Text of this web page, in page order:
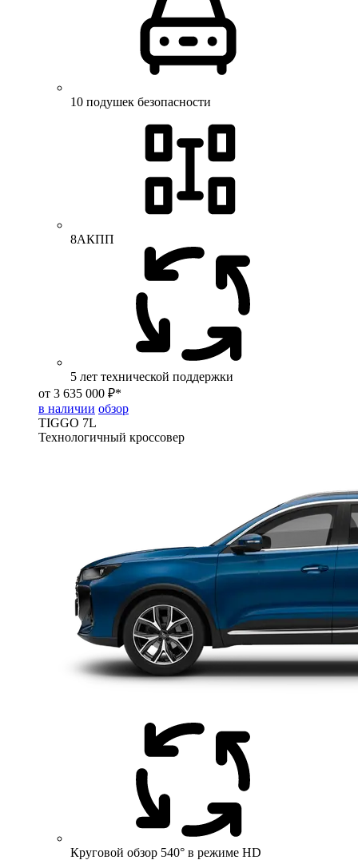
10 подушек безопасности
8АКПП
5 лет технической поддержки
от 3 635 000 ₽*
в наличии обзор
TIGGO 7L
Технологичный кроссовер
Круговой обзор 540° в режиме HD